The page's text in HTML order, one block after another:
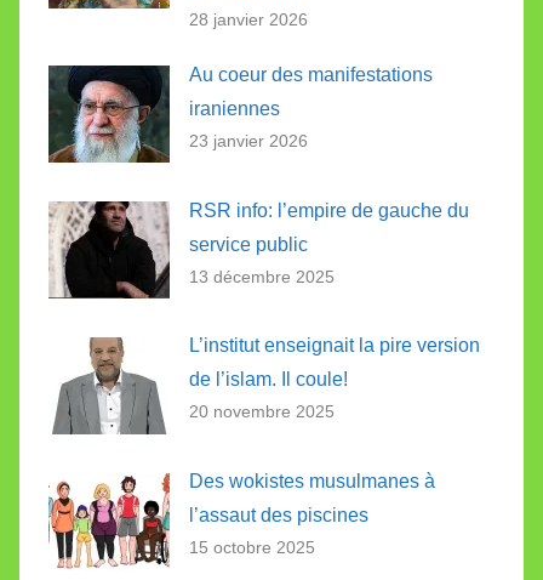
28 janvier 2026
Au coeur des manifestations
iraniennes
23 janvier 2026
RSR info: l’empire de gauche du
service public
13 décembre 2025
L’institut enseignait la pire version
de l’islam. Il coule!
20 novembre 2025
Des wokistes musulmanes à
l’assaut des piscines
15 octobre 2025